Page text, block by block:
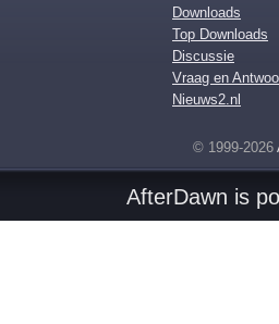
Downloads
Top Downloads
Discussie
Vraag en
Nieuws2.nl
© 1999-2026
AfterDawn is